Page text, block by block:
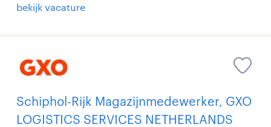
bekijk vacature
Schiphol-Rijk Magazijnmedewerker, GXO
LOGISTICS SERVICES NETHERLANDS